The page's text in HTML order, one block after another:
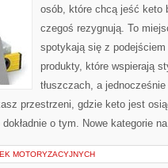
osób, które chcą jeść keto
czegoś rezygnują. To
spotykają się z
produkty, które wspierają
tłuszczach, a
przestrzeni, gdzie keto jest
o tym. Nowe kategorie
MOTORYZACYJNYCH